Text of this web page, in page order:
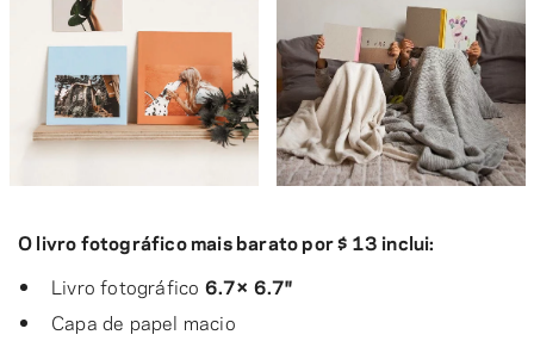
O livro fotográfico mais barato por $ 13 inclui:
Livro fotográfico 6.7× 6.7″
Capa de papel macio